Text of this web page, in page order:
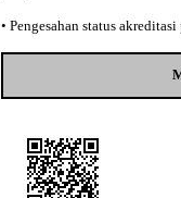
• Pengesahan status